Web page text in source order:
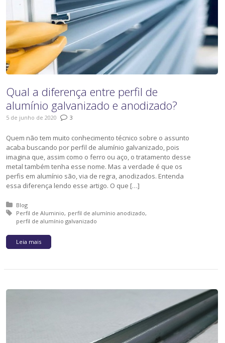
Qual a diferença entre perfil de
alumínio galvanizado e anodizado?
5 de junho de 2020 3
Quem não tem muito conhecimento técnico sobre o assunto
acaba buscando por perfil de alumínio galvanizado, pois
imagina que, assim como o ferro ou aço, o tratamento desse
metal também tenha esse nome. Mas a verdade é que os
perfis em alumínio são, via de regra, anodizados. Entenda
essa diferença lendo esse artigo. O que […]
Posted in:
Blog
Tagged with:
Perfil de Aluminio perfil de alumínio anodizado
perfil de alumínio galvanizado
Leia mais